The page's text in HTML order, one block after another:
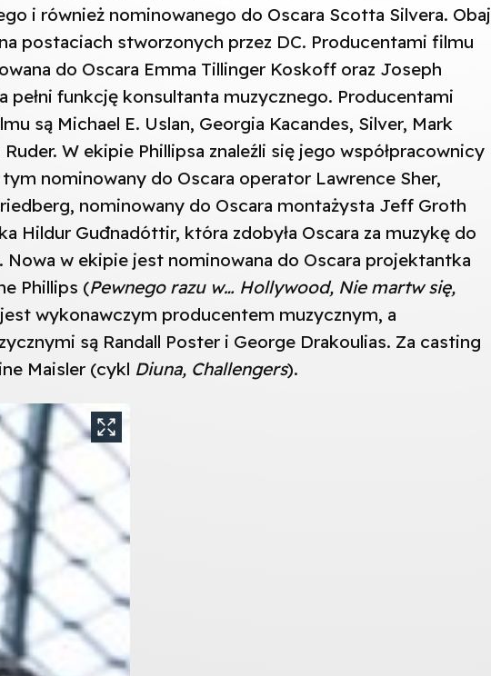
i również nominowanego do Oscara Scotta Silvera. Obaj
postaciach stworzonych przez DC. Producentami filmu
do Oscara Emma Tillinger Koskoff oraz Joseph
pełni funkcję konsultanta muzycznego. Producentami
są Michael E. Uslan, Georgia Kacandes, Silver, Mark
W ekipie Phillipsa znaleźli się jego współpracownicy
nominowany do Oscara operator Lawrence Sher,
nominowany do Oscara montażysta Jeff Groth
Hildur Guđnadóttir, która zdobyła Oscara za muzykę do
Nowa w ekipie jest nominowana do Oscara projektantka
Phillips (Pewnego razu w… Hollywood, Nie martw się,
wykonawczym producentem muzycznym, a
są Randall Poster i George Drakoulias. Za casting
Maisler (cykl Diuna, Challengers).